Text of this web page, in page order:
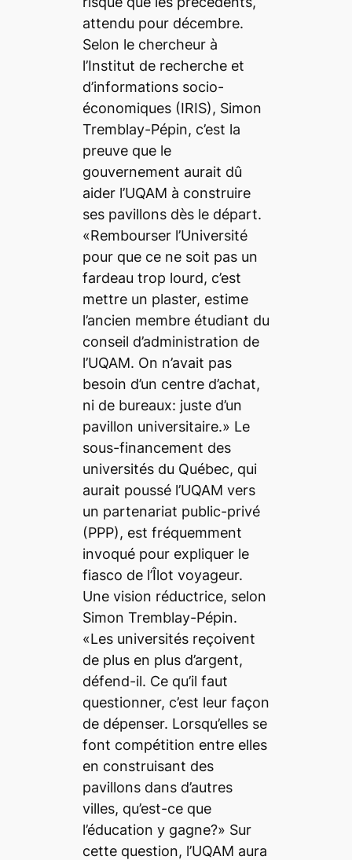
attendu pour décembre.
Selon le chercheur à
l’Institut de recherche et
d’informations socio-
économiques (IRIS), Simon
Tremblay-Pépin, c’est la
preuve que le
gouvernement aurait dû
aider l’UQAM à construire
ses pavillons dès le départ.
«Rembourser l’Université
pour que ce ne soit pas un
fardeau trop lourd, c’est
mettre un plaster, estime
l’ancien membre étudiant du
conseil d’administration de
l’UQAM. On n’avait pas
besoin d’un centre d’achat,
ni de bureaux: juste d’un
pavillon universitaire.» Le
sous-financement des
universités du Québec, qui
aurait poussé l’UQAM vers
un partenariat public-privé
(PPP), est fréquemment
invoqué pour expliquer le
fiasco de l’Îlot voyageur.
Une vision réductrice, selon
Simon Tremblay-Pépin.
«Les universités reçoivent
de plus en plus d’argent,
défend-il. Ce qu’il faut
questionner, c’est leur façon
de dépenser. Lorsqu’elles se
font compétition entre elles
en construisant des
pavillons dans d’autres
villes, qu’est-ce que
l’éducation y gagne?» Sur
cette question, l’UQAM aura